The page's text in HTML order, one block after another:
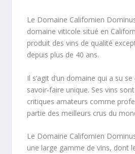
Le Domaine Californien
domaine viticole situé en
produit des vins de qualité
depuis plus de 40 ans.
Il s’agit d’un domaine qui a su
savoir-faire unique. Ses vins
critiques amateurs comme
partie des meilleurs crus du
Le Domaine Californien
une large gamme de vins, dont